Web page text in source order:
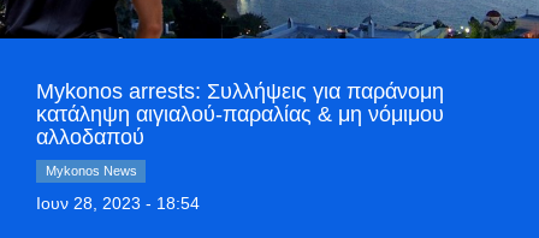
World
Style Adorés
Greece
Mykonos arrests: Συλλήψεις για παράνομη
κατάληψη αιγιαλού-παραλίας & μη νόμιμου
αλλοδαπού
Mykonos News
Ιουν 28, 2023 - 18:54